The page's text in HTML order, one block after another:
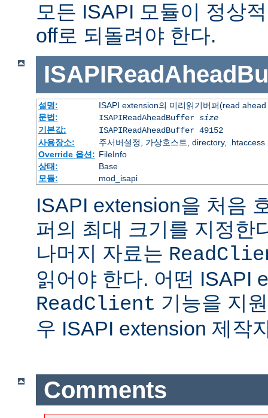
모든 ISAPI 모듈이 정상
off로 되돌려야 한다.
설명:
ISAPI extension의 미리읽기버퍼(read
문법:
ISAPIReadAheadBuffer size
기본값:
ISAPIReadAheadBuffer 49152
사용장소:
주서버설정, 가상호스트, directory, .htaccess
Override 옵션: FileInfo
상태:
Base
모듈:
mod_isapi
ISAPI extension을 처음
퍼의 최대 크기를 지정한
나머지 자료는
읽어야 한다. 어떤 ISAPI
ReadClient 기능을 지
우 ISAPI extension 제작
Comments